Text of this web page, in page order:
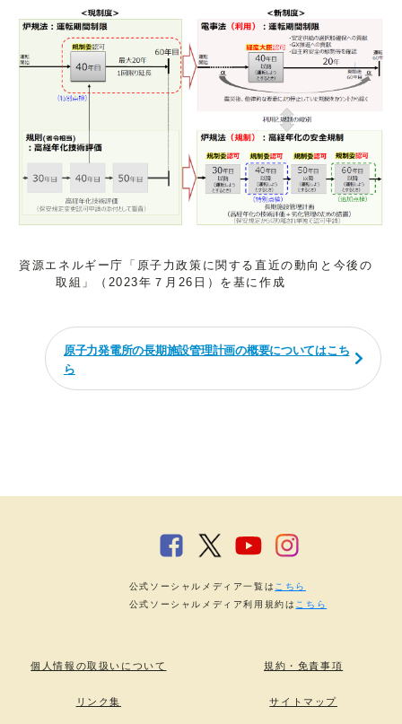
資源エネルギー庁「原子力政策に関する直近の動向と今後の
取組」（2023年７月26日）を基に作成
原子力発電所の長期施設管理計画の概要についてはこち
ら
個人情報の取扱いについて 規約・免責事項
リンク集 サイトマップ
公式ソーシャルメディア一覧は こちら
公式ソーシャルメディア利用規約は こちら